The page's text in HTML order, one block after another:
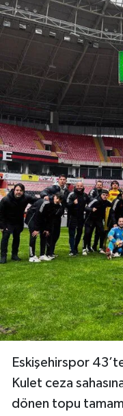
Eskişehirspor
Kulet ceza
dönen topu